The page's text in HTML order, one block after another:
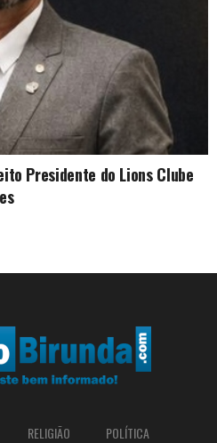
Presidente do Lions Clube
RELIGIÃO POLÍTICA